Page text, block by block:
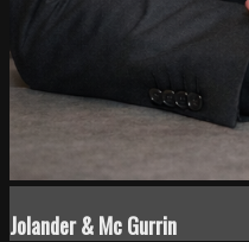
Jolander & Mc Gurrin